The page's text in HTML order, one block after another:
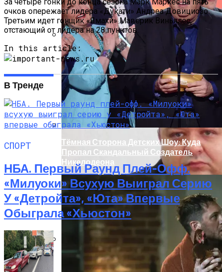
Под Киевом Мотоцикл Влетел В
Легковушку: Двое Погибших
Прокурор Хмельницкой Области Умер
От Осложнений Коронавируса
Тёмная Сторона Детских Шоу: Куда
Пропал Скандальный Создатель
Никелодеона
очков опережает лидера «Дукати» Андреа Довициозо.
Третьим идет гонщик «Ямахи» Маверик Виньялес,
отстающий от лидера на 28 пунктов.
In this article:
В Тренде
СПОРТ
НБА. Первый Раунд Плей-Офф.
«Милуоки» Всухую Выиграл Серию
У «Детройта», «Юта» Впервые
Обыграла «Хьюстон»